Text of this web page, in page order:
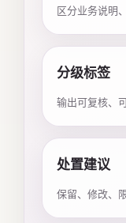
区分业务说明
分级标签
输出可复核、
处置建议
保留、修改、